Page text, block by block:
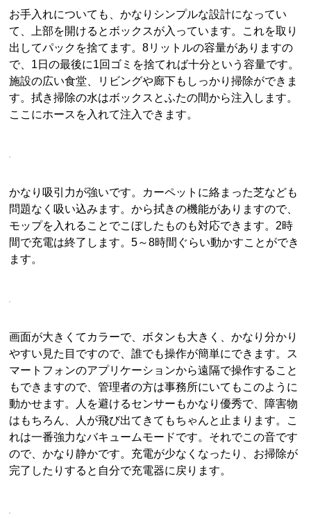
お手入れについても、かなりシンプルな設計になってい
て、上部を開けるとボックスが入っています。これを取り
出してパックを捨てます。8リットルの容量がありますの
で、1日の最後に1回ゴミを捨てれば十分という容量です。
施設の広い食堂、リビングや廊下もしっかり掃除ができま
す。拭き掃除の水はボックスとふたの間から注入します。
ここにホースを入れて注入できます。
かなり吸引力が強いです。カーペットに絡まった芝なども
問題なく吸い込みます。から拭きの機能がありますので、
モップを入れることでこぼしたものも対応できます。2時
間で充電は終了します。5～8時間ぐらい動かすことができ
ます。
画面が大きくてカラーで、ボタンも大きく、かなり分かり
やすい見た目ですので、誰でも操作が簡単にできます。ス
マートフォンのアプリケーションから遠隔で操作すること
もできますので、管理者の方は事務所にいてもこのように
動かせます。人を避けるセンサーもかなり優秀で、障害物
はもちろん、人が飛び出てきてもちゃんと止まります。こ
れは一番強力なバキュームモードです。それでこの音です
ので、かなり静かです。充電が少なくなったり、お掃除が
完了したりすると自分で充電器に戻ります。